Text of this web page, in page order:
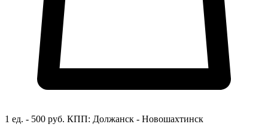
1 ед. - 500 руб. КПП: Должанск - Новошахтинск